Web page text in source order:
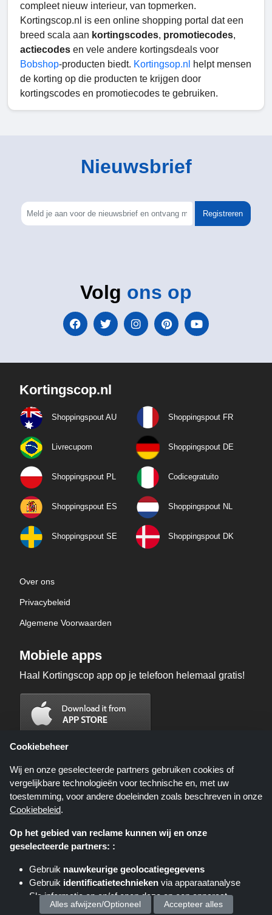
compleet nieuw interieur, van topmerken.
Kortingscop.nl is een online shopping portal dat een
breed scala aan kortingscodes, promotiecodes,
actiecodes en vele andere kortingsdeals voor
Bobshop-producten biedt. Kortingsop.nl
helpt mensen
de korting op die producten te krijgen door
kortingscodes en promotiecodes te gebruiken.
Nieuwsbrief
Registreren
Volg ons op
Kortingscop.nl
Shoppingspout AU Shoppingspout FR
Livrecupom Shoppingspout DE
Shoppingspout PL Codicegratuito
Shoppingspout ES Shoppingspout NL
Shoppingspout SE Shoppingspout DK
Over ons
Privacybeleid
Algemene Voorwaarden
Mobiele apps
Haal Kortingscop app op je telefoon helemaal gratis!
Kortingscop.nl is een website die u deals, kortingen en kortingscodes biedt;
affiliate netwerken. Kortingscop.nl of zijn medewerkers maken geen deel uit
van het bestelproces wanneer u een bestelling plaatst via deze links, zij
ontvangen enkel een commissie via deze links/deals.
Copyright © 2025 Kortingscop. Alle rechten voorbehouden.
Cookiebeheer
Wij en onze geselecteerde partners gebruiken cookies of
vergelijkbare technologieën voor technische en, met uw
toestemming, voor andere doeleinden zoals beschreven in onze
Cookiebeleid.
Op het gebied van reclame kunnen wij en onze
geselecteerde partners: :
Gebruik nauwkeurige geolocatiegegevens
Gebruik identificatietechnieken via apparaatanalyse
Sla informatie op en/of open deze op een apparaat
Alles afwijzen/Optioneel Accepteer alles